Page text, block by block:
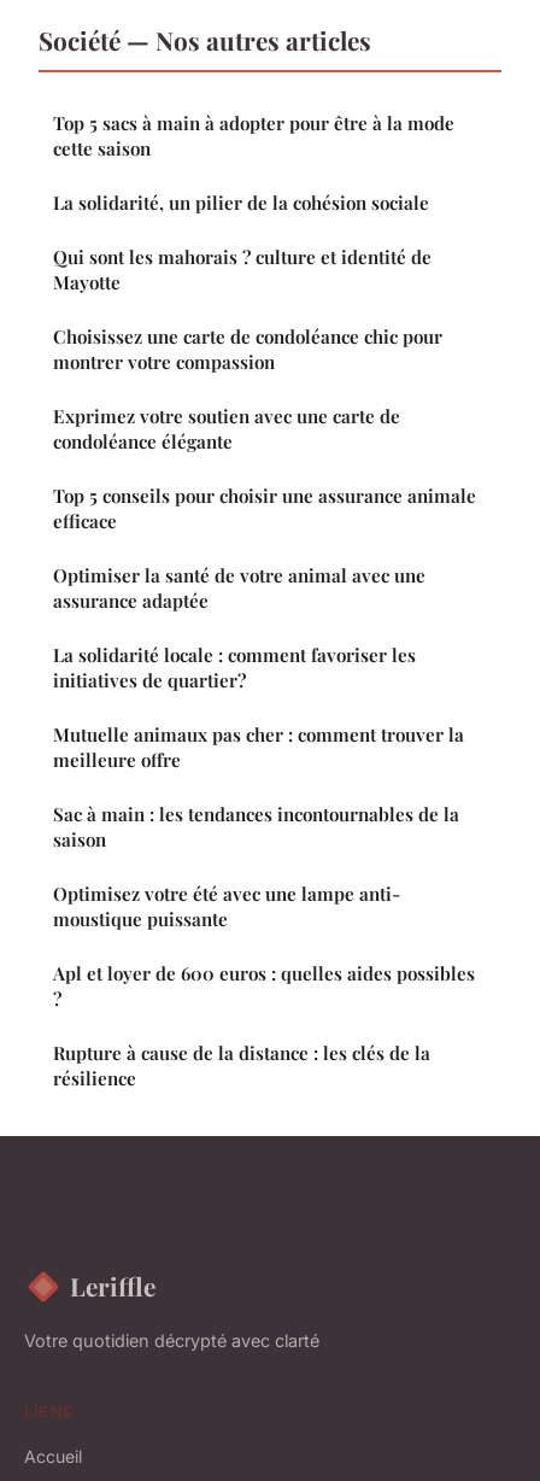
Société — Nos autres articles
Top 5 sacs à main à adopter pour être à la mode
cette saison
La solidarité, un pilier de la cohésion sociale
Qui sont les mahorais ? culture et identité de
Mayotte
Choisissez une carte de condoléance chic pour
montrer votre compassion
Exprimez votre soutien avec une carte de
condoléance élégante
Top 5 conseils pour choisir une assurance animale
efficace
Optimiser la santé de votre animal avec une
assurance adaptée
La solidarité locale : comment favoriser les
initiatives de quartier?
Mutuelle animaux pas cher : comment trouver la
meilleure offre
Sac à main : les tendances incontournables de la
saison
Optimisez votre été avec une lampe anti-
moustique puissante
Apl et loyer de 600 euros : quelles aides possibles
?
Rupture à cause de la distance : les clés de la
résilience
Leriffle
Votre quotidien décrypté avec clarté
LIENS
Accueil